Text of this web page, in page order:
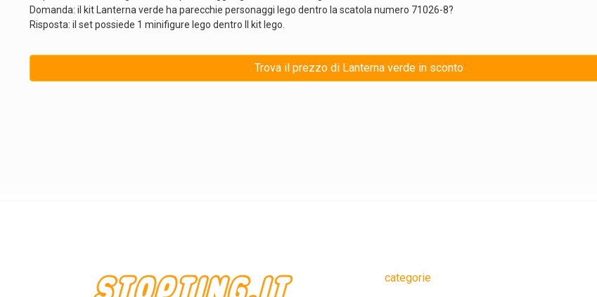
Domanda: il kit Lanterna verde ha parecchie personaggi lego dentro la scatola numero 71026-8?
Risposta: il set possiede 1 minifigure lego dentro Il kit lego.
Trova il prezzo di Lanterna verde in sconto
categorie